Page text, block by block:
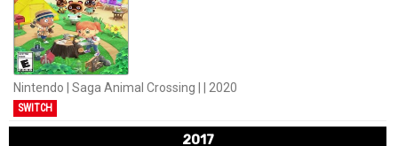
Nintendo | Saga Animal Crossing | | 2020
SWITCH
2017